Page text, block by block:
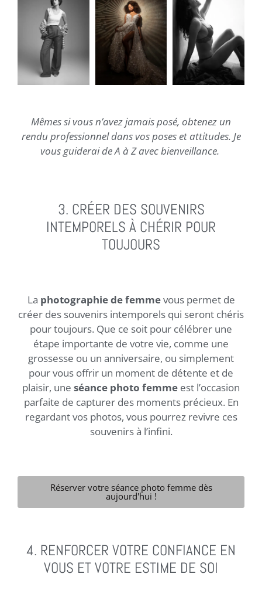
Mêmes si vous n’avez jamais posé, obtenez un
rendu professionnel dans vos poses et attitudes. Je
vous guiderai de A à Z avec bienveillance.
3. CRÉER DES SOUVENIRS
INTEMPORELS À CHÉRIR POUR
TOUJOURS
La photographie de femmevous permet de
créer des souvenirs intemporels qui seront chéris
pour toujours. Que ce soit pour célébrer une
étape importante de votre vie, comme une
grossesse ou un anniversaire, ou simplement
pour vous offrir un moment de détente et de
plaisir, une séance photo femme est l’occasion
parfaite de capturer des moments précieux. En
regardant vos photos, vous pourrez revivre ces
souvenirs à l’infini.
Réserver votre séance photo femme dès
aujourd'hui !
4. RENFORCER VOTRE CONFIANCE EN
VOUS ET VOTRE ESTIME DE SOI